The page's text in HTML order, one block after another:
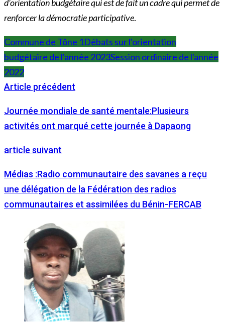
d’orientation budgétaire qui est de fait un cadre qui permet de
renforcer la démocratie participative.
Commune de Tône 1Débats sur l'orientation
budgétaire de l'année 2023Session ordinaire de l'année
2022
Article précédent
Journée mondiale de santé mentale:Plusieurs
activités ont marqué cette journée à Dapaong
article suivant
Médias :Radio communautaire des savanes a reçu
une délégation de la Fédération des radios
communautaires et assimilées du Bénin-FERCAB